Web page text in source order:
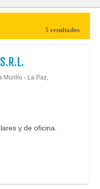
5 resultados
Murillo - La Paz,
y de oficina.